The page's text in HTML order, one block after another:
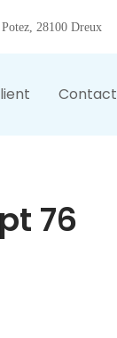
28100 Dreux
Contact
76